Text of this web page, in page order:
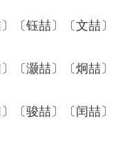
〔钰喆〕〔文喆〕
〔灏喆〕〔炯喆〕
〔骏喆〕〔闰喆〕